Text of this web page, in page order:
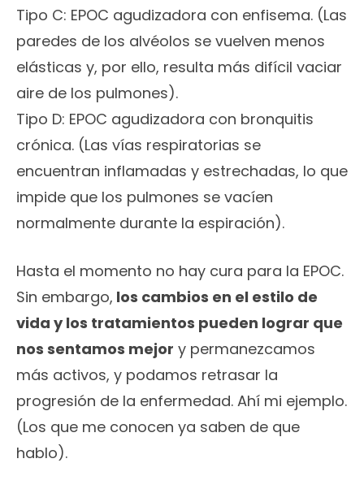
Tipo C: EPOC agudizadora con enfisema. (Las
paredes de los alvéolos se vuelven menos
elásticas y, por ello, resulta más difícil vaciar
aire de los pulmones).
Tipo D: EPOC agudizadora con bronquitis
crónica. (Las vías respiratorias se
encuentran inflamadas y estrechadas, lo que
impide que los pulmones se vacíen
normalmente durante la espiración).
Hasta el momento no hay cura para la EPOC.
Sin embargo, los cambios en el estilo de
vida y los tratamientos pueden lograr que
nos sentamos mejor y permanezcamos
más activos, y podamos retrasar la
progresión de la enfermedad. Ahí mi ejemplo.
(Los que me conocen ya saben de que
hablo).